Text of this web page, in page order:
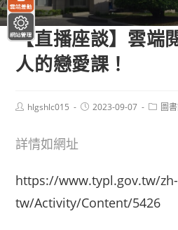
【直播座談】雲端
人的戀愛課！
Posthlgshlc015
Post2023-09-07
Post圖
詳情如網址
https://www.typl.gov.tw/zh-
tw/Activity/Content/5426